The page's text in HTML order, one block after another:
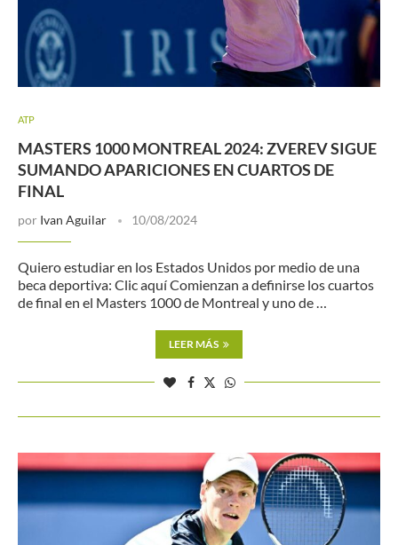
ATP
MASTERS 1000 MONTREAL 2024: ZVEREV SIGUE
SUMANDO APARICIONES EN CUARTOS DE
FINAL
por Ivan Aguilar 10/08/2024
Quiero estudiar en los Estados Unidos por medio de una
beca deportiva: Clic aquí Comienzan a definirse los cuartos
de final en el Masters 1000 de Montreal y uno de …
LEER MÁS